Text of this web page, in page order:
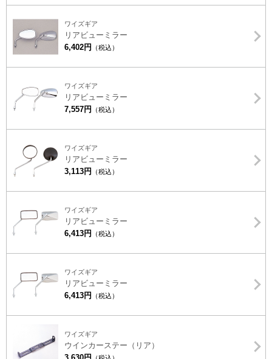
ワイズギア
リアビューミラー
6,402円
（税込）
ワイズギア
リアビューミラー
7,557円
（税込）
ワイズギア
リアビューミラー
3,113円
（税込）
ワイズギア
リアビューミラー
6,413円
（税込）
ワイズギア
リアビューミラー
6,413円
（税込）
ワイズギア
ウインカーステー（リア）